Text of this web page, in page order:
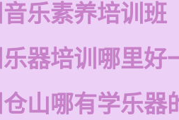
乐素养培训班
器培训哪里好
山哪有学乐器